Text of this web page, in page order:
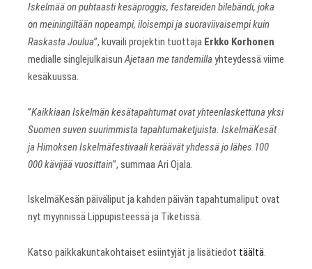
Iskelmää on puhtaasti kesäproggis, festareiden bilebändi, joka
on meiningiltään nopeampi, iloisempi ja suoraviivaisempi kuin
Raskasta Joulua”, kuvaili projektin tuottaja Erkko Korhonen
medialle singlejulkaisunAjetaan me tandemilla yhteydessä viime
kesäkuussa.
”Kaikkiaan Iskelmän kesätapahtumat ovat yhteenlaskettuna yksi
Suomen suven suurimmista tapahtumaketjuista. IskelmäKesät
ja Himoksen Iskelmäfestivaali keräävät yhdessä jo lähes 100
000 kävijää vuosittain”, summaa Ari Ojala.
IskelmäKesän päiväliput ja kahden päivän tapahtumaliput ovat
nyt myynnissä Lippupisteessä ja Tiketissä.
Katso paikkakuntakohtaiset esiintyjät ja lisätiedot täältä.